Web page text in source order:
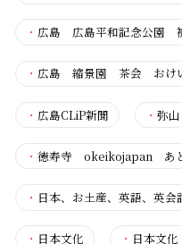
・ 広島 広島平和記念公園
・ 広島 縮景園 茶会 おけ
・ 広島CLiP新聞 ・弥山
・ 徳寿寺 okeikojapan あと
・ 日本、お土産、英語、英会
・ 日本文化 ・ 日本文